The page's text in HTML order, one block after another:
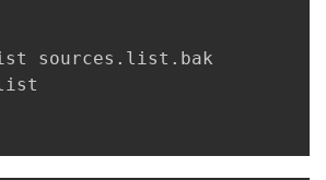
sources . list . bak